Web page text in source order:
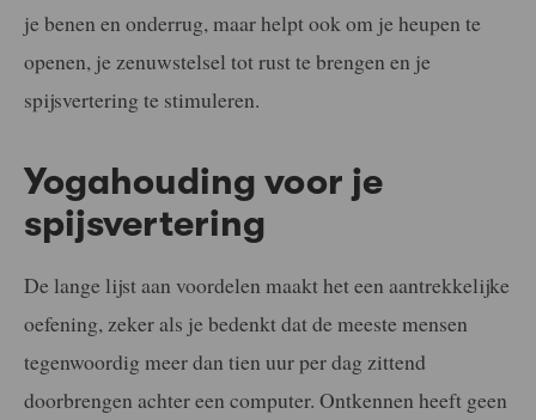
je benen en onderrug, maar helpt ook om je heupen te
openen, je zenuwstelsel tot rust te brengen en je
spijsvertering te stimuleren.
Yogahouding voor je
spijsvertering
De lange lijst aan voordelen maakt het een aantrekkelijke
oefening, zeker als je bedenkt dat de meeste mensen
tegenwoordig meer dan tien uur per dag zittend
doorbrengen achter een computer. Ontkennen heeft geen